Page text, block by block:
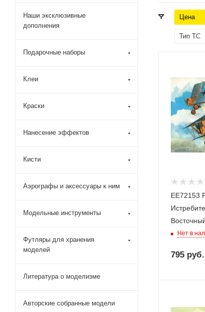
Цена
Тип ТС
ЕЕ72153
Нет в
795 руб.
Наши эксклюзивные
дополнения
Подарочные наборы
Клеи
Краски
Нанесение эффектов
Кисти
Аэрографы и аксессуары к ним
Модельные инструменты
Футляры для хранения
моделей
Литература о моделизме
Авторские собранные модели